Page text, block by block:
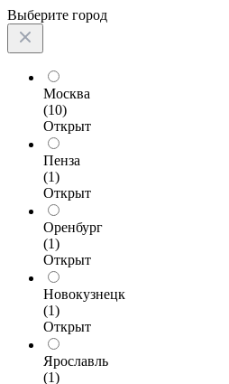
Выберите город
Москва
(10)
Открыт
Пенза
(1)
Открыт
Оренбург
(1)
Открыт
Новокузнецк
(1)
Открыт
Ярославль
(1)